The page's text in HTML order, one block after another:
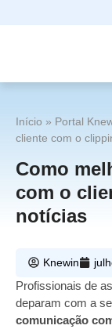
Início » Portal
cliente com o
Como
com o
notícias
Knewin
Profissionais de
deparam com a
comunicação